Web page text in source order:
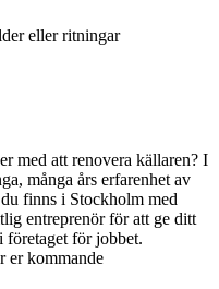
eller ritningar
med att renovera källaren? I
många års erfarenhet av
finns i Stockholm med
entreprenör för att ge ditt
för jobbet.
er kommande